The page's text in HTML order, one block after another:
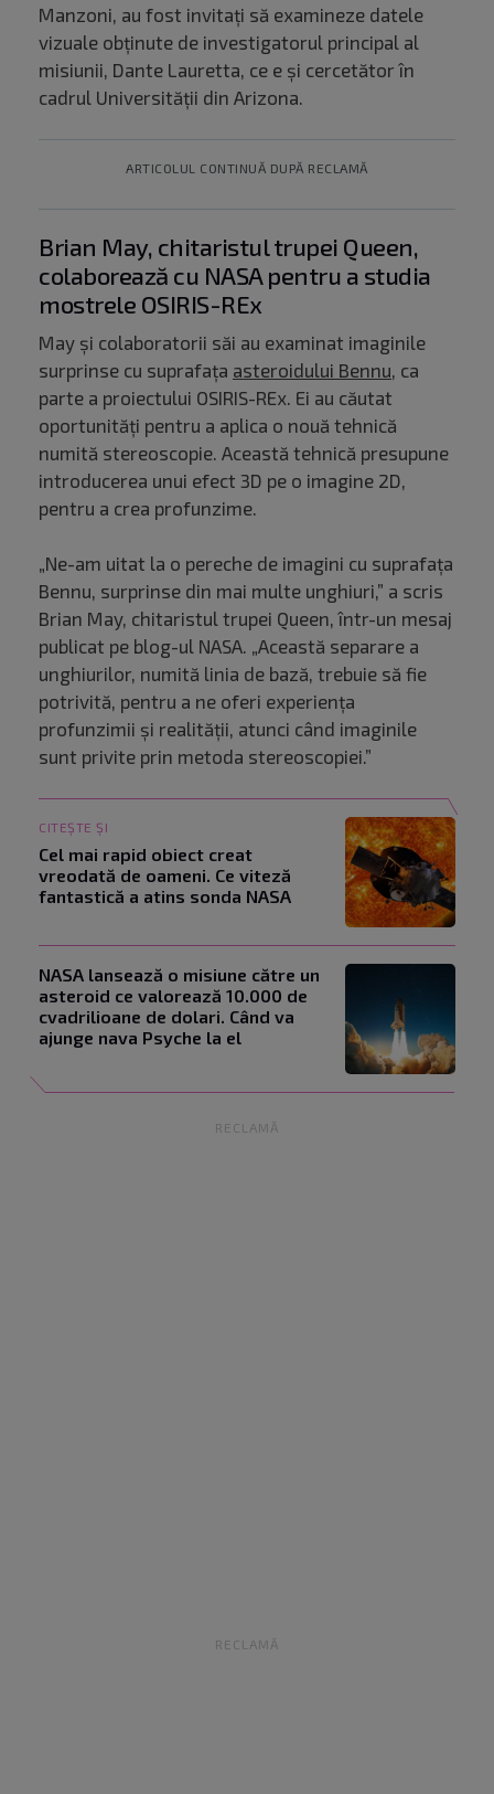
Manzoni, au fost invitați să examineze datele
vizuale obținute de investigatorul principal al
misiunii, Dante Lauretta, ce e și cercetător în
cadrul Universității din Arizona.
ARTICOLUL CONTINUĂ DUPĂ RECLAMĂ
Brian May, chitaristul trupei Queen,
colaborează cu NASA pentru a studia
mostrele OSIRIS-REx
May și colaboratorii săi au examinat imaginile
surprinse cu suprafața asteroidului Bennu, ca
parte a proiectului OSIRIS-REx. Ei au căutat
oportunități pentru a aplica o nouă tehnică
numită stereoscopie. Această tehnică presupune
introducerea unui efect 3D pe o imagine 2D,
pentru a crea profunzime.
„Ne-am uitat la o pereche de imagini cu suprafața
Bennu, surprinse din mai multe unghiuri,” a scris
Brian May, chitaristul trupei Queen, într-un mesaj
publicat pe blog-ul NASA. „Această separare a
unghiurilor, numită linia de bază, trebuie să fie
potrivită, pentru a ne oferi experiența
profunzimii și realității, atunci când imaginile
sunt privite prin metoda stereoscopiei.”
CITEȘTE ȘI
Cel mai rapid obiect creat
vreodată de oameni. Ce viteză
fantastică a atins sonda NASA
NASA lansează o misiune către un
asteroid ce valorează 10.000 de
cvadrilioane de dolari. Când va
ajunge nava Psyche la el
RECLAMĂ
RECLAMĂ